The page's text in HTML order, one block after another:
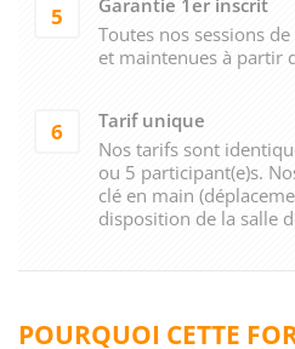
5
Toutes nos sessions
et maintenues à partir
6
Tarif unique
Nos tarifs sont
ou 5 participant(e)s.
clé en main
disposition de la salle
POURQUOI CETTE